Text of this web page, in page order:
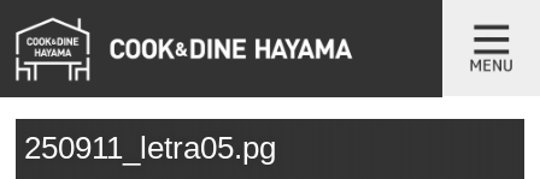
250911_letra05.pg